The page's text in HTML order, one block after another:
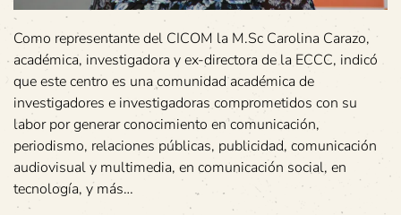
Como representante del CICOM la M.Sc Carolina Carazo,
académica, investigadora y ex-directora de la ECCC, indicó
que este centro es una comunidad académica de
investigadores e investigadoras comprometidos con su
labor por generar conocimiento en comunicación,
periodismo, relaciones públicas, publicidad, comunicación
audiovisual y multimedia, en comunicación social, en
tecnología, y más…